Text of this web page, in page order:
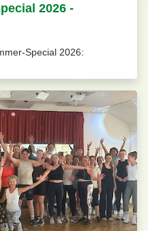
2026 -
Special 2026: